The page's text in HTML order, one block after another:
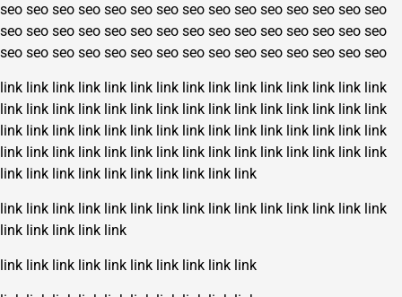
seo seo seo seo seo seo seo seo seo seo seo seo seo seo seo
seo seo seo seo seo seo seo seo seo seo seo seo seo seo seo
seo seo seo seo seo seo seo seo seo seo seo seo seo seo seo
link link link link link link link link link link link link link link link
link link link link link link link link link link link link link link link
link link link link link link link link link link link link link link link
link link link link link link link link link link link link link link link
link link link link link link link link link link
link link link link link link link link link link link link link link link
link link link link link
link link link link link link link link link link